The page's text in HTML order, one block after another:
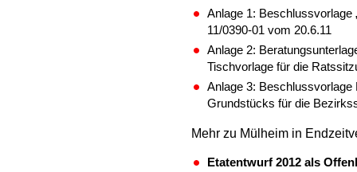
Anlage 1: Beschlussvorlage
11/0390-01 vom 20.6.11
Anlage 2:
Tischvorlage für die
Anlage 3: Beschlussvorlage
Grundstücks für die
Mehr zu Mülheim in
Etatentwurf 2012 als